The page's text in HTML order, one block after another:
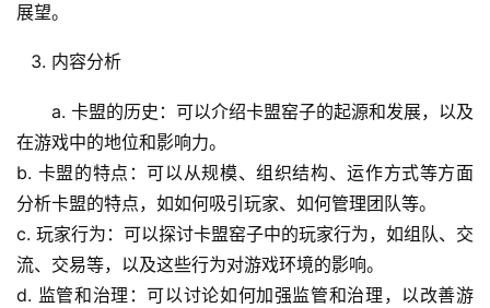
展望。
内容分析
a. 卡盟的历史：可以介绍卡盟窑子的起源和发展，以及
在游戏中的地位和影响力。
b. 卡盟的特点：可以从规模、组织结构、运作方式等方面
分析卡盟的特点，如如何吸引玩家、如何管理团队等。
c. 玩家行为：可以探讨卡盟窑子中的玩家行为，如组队、交
流、交易等，以及这些行为对游戏环境的影响。
d. 监管和治理：可以讨论如何加强监管和治理，以改善游